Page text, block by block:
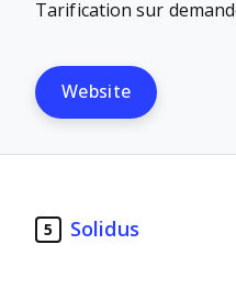
Tarification sur
Website
5 Solidus